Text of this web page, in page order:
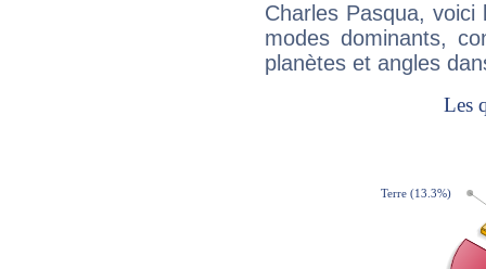
Charles Pasqua,
modes dominants,
planètes et angles